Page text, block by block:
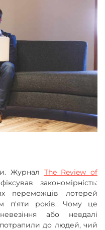
Журнал The Review of
закономірність:
переможців лотерей
п'яти років. Чому це
або невдалі
до людей, чий